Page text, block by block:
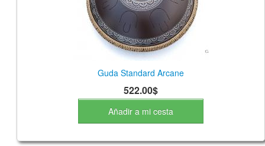
Guda Standard Arcane
522.00$
Añadir a mi cesta